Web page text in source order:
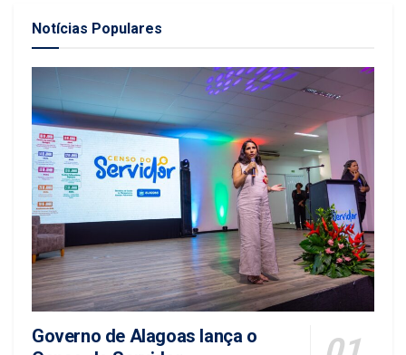
Notícias Populares
Governo de Alagoas lança o